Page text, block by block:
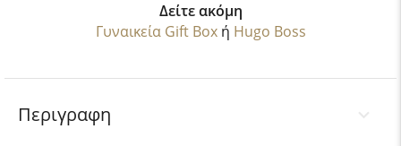
Δείτε ακόμη
Γυναικεία Gift Boxή Hugo Boss
Περιγραφη